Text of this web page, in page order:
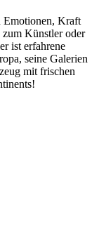
Emotionen, Kraft
Künstler oder
ist erfahrene
seine Galerien
mit frischen